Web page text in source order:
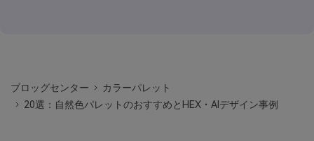
ブロッグセンター
カラーパレット
20選：自然色パレットのおすすめとHEX・AIデザイン事例